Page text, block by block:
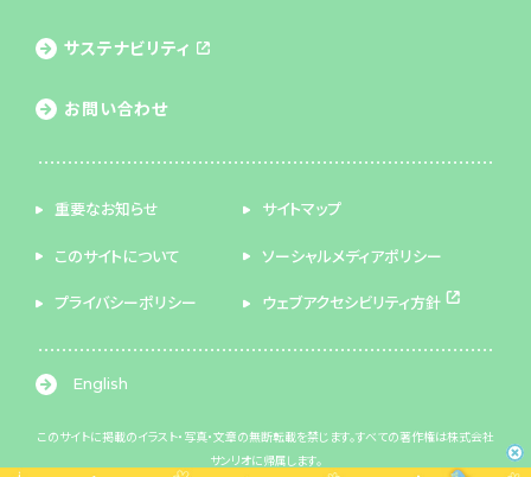
サステナビリティ
お問い合わせ
重要なお知らせ サイトマップ
このサイトについて ソーシャルメディアポリシー
プライバシーポリシー ウェブアクセシビリティ方針
English
このサイトに掲載のイラスト・写真・文章の無断転載を禁じます。すべての著作権は株式会社
サンリオに帰属します。